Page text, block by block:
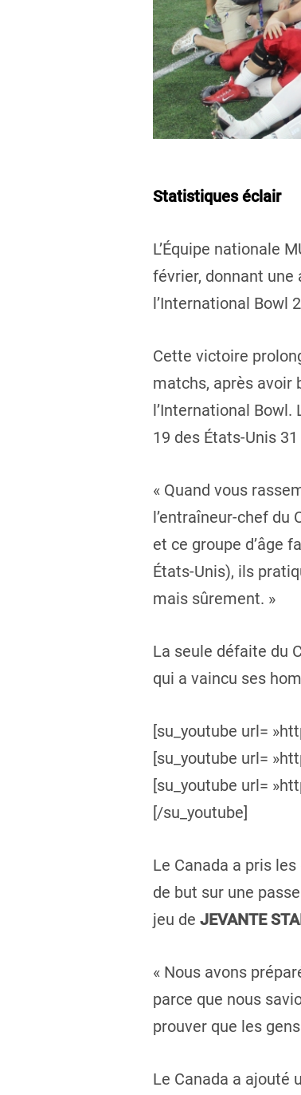
Statistiques éclair
L’Équipe nationale
février, donnant une
l’International Bowl
Cette victoire
matchs, après avoir
l’International Bowl.
19 des États-Unis 31
« Quand vous
l’entraîneur-chef du
et ce groupe d’âge
États-Unis), ils
mais sûrement. »
La seule défaite du
qui a vaincu ses
[su_youtube url=
[su_youtube url=
[su_youtube url=
[/su_youtube]
Le Canada a pris
de but sur une
jeu de JEVANTE
« Nous avons
parce que nous
prouver que les
Le Canada a ajouté